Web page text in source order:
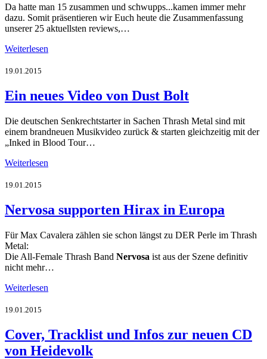
Da hatte man 15 zusammen und schwupps...kamen immer mehr
dazu. Somit präsentieren wir Euch heute die Zusammenfassung
unserer 25 aktuellsten reviews,…
Weiterlesen
19.01.2015
Ein neues Video von Dust Bolt
Die deutschen Senkrechtstarter in Sachen Thrash Metal sind mit
einem brandneuen Musikvideo zurück & starten gleichzeitig mit der
„Inked in Blood Tour…
Weiterlesen
19.01.2015
Nervosa supporten Hirax in Europa
Für Max Cavalera zählen sie schon längst zu DER Perle im Thrash
Metal:
Die All-Female Thrash Band Nervosa ist aus der Szene definitiv
nicht mehr…
Weiterlesen
19.01.2015
Cover, Tracklist und Infos zur neuen CD
von Heidevolk